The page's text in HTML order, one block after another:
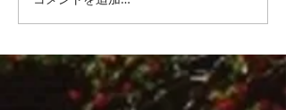
入後のお悩み